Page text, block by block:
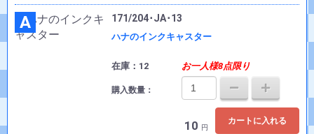
A 171/204･JA･13
ハナのインクキャスター
在庫：12 お一人様8点限り
購入数量：
10 円
カートに入れる